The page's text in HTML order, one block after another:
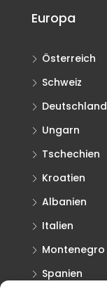
Europa
Österreich
Schweiz
Deutschland
Ungarn
Tschechien
Kroatien
Albanien
Italien
Montenegro
Spanien